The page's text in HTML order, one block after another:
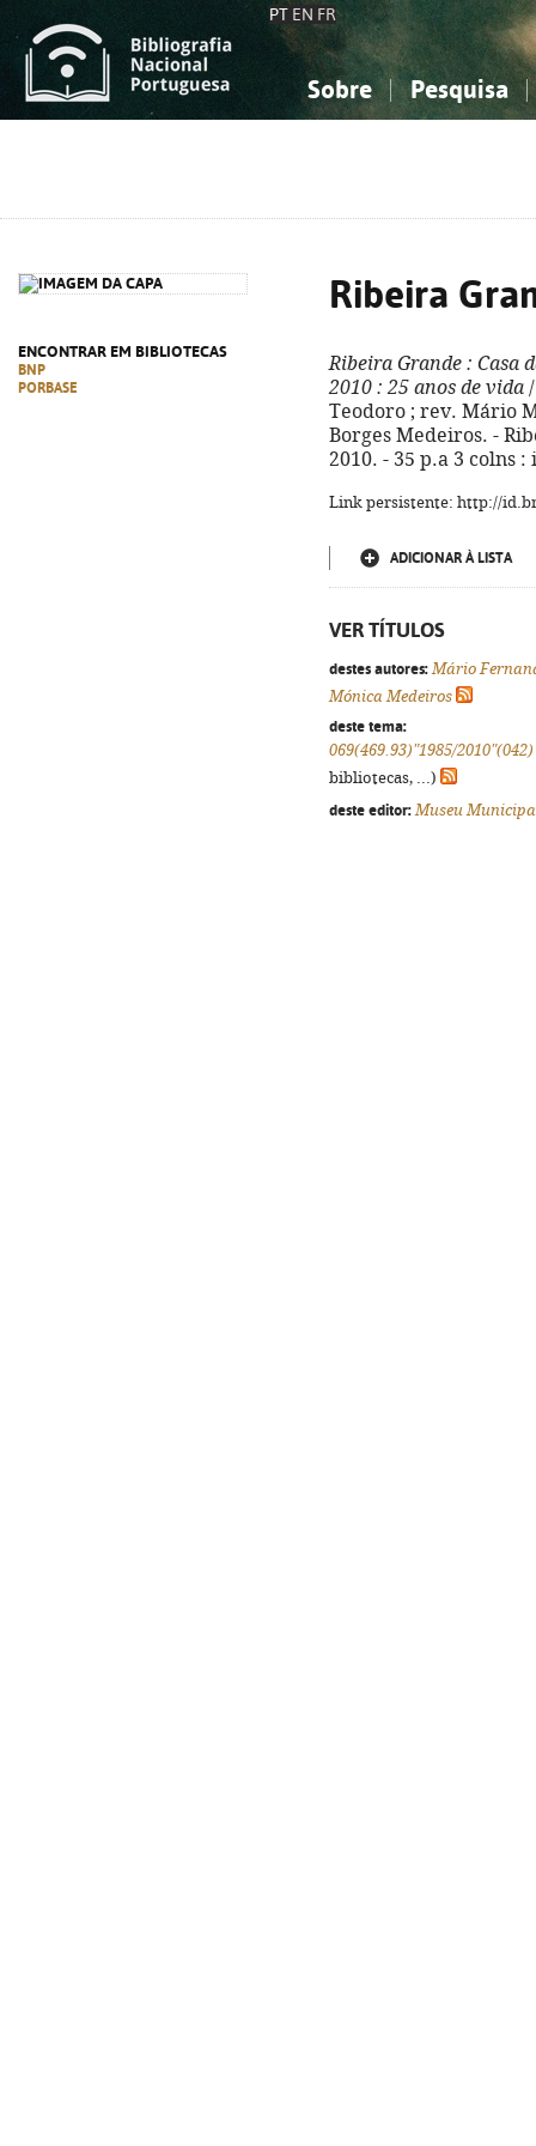
PT EN FR
Sobre Pesquisa
ENCONTRAR EM BIBLIOTECAS
BNP
PORBASE
Ribeira
Ribeira Grande : Casa
2010 : 25 anos de vida
Teodoro ; rev. Mário
Borges Medeiros. -
2010. - 35 p.a 3 colns :
Link persistente: http://
ADICIONAR À LISTA
VER TÍTULOS
destes autores: Mário
Mónica Medeiros
deste tema:
069(469.93)"1985/2010"(042)
bibliotecas, ...)
deste editor: Museu